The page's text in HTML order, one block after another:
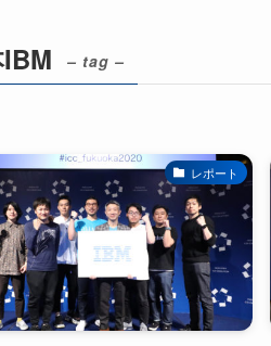
– tag –
レポート